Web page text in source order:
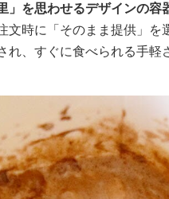
」を思わせるデザインの
文時に「そのまま提供」を
、すぐに食べられる手軽